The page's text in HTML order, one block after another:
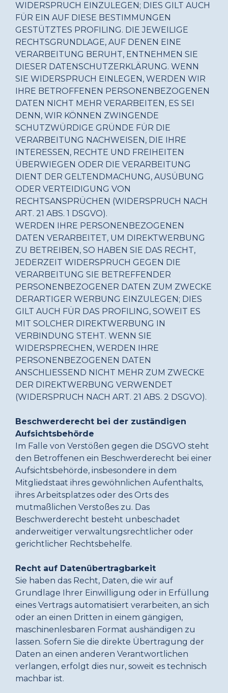
WIDERSPRUCH EINZULEGEN; DIES GILT AUCH
FÜR EIN AUF DIESE BESTIMMUNGEN
GESTÜTZTES PROFILING. DIE JEWEILIGE
RECHTSGRUNDLAGE, AUF DENEN EINE
VERARBEITUNG BERUHT, ENTNEHMEN SIE
DIESER DATENSCHUTZERKLÄRUNG. WENN
SIE WIDERSPRUCH EINLEGEN, WERDEN WIR
IHRE BETROFFENEN PERSONENBEZOGENEN
DATEN NICHT MEHR VERARBEITEN, ES SEI
DENN, WIR KÖNNEN ZWINGENDE
SCHUTZWÜRDIGE GRÜNDE FÜR DIE
VERARBEITUNG NACHWEISEN, DIE IHRE
INTERESSEN, RECHTE UND FREIHEITEN
ÜBERWIEGEN ODER DIE VERARBEITUNG
DIENT DER GELTENDMACHUNG, AUSÜBUNG
ODER VERTEIDIGUNG VON
RECHTSANSPRÜCHEN (WIDERSPRUCH NACH
ART. 21 ABS. 1 DSGVO).
WERDEN IHRE PERSONENBEZOGENEN
DATEN VERARBEITET, UM DIREKTWERBUNG
ZU BETREIBEN, SO HABEN SIE DAS RECHT,
JEDERZEIT WIDERSPRUCH GEGEN DIE
VERARBEITUNG SIE BETREFFENDER
PERSONENBEZOGENER DATEN ZUM ZWECKE
DERARTIGER WERBUNG EINZULEGEN; DIES
GILT AUCH FÜR DAS PROFILING, SOWEIT ES
MIT SOLCHER DIREKTWERBUNG IN
VERBINDUNG STEHT. WENN SIE
WIDERSPRECHEN, WERDEN IHRE
PERSONENBEZOGENEN DATEN
ANSCHLIESSEND NICHT MEHR ZUM ZWECKE
DER DIREKTWERBUNG VERWENDET
(WIDERSPRUCH NACH ART. 21 ABS. 2 DSGVO).
Beschwerderecht bei der zuständigen
Aufsichtsbehörde
Im Falle von Verstößen gegen die DSGVO steht
den Betroffenen ein Beschwerderecht bei einer
Aufsichtsbehörde, insbesondere in dem
Mitgliedstaat ihres gewöhnlichen Aufenthalts,
ihres Arbeitsplatzes oder des Orts des
mutmaßlichen Verstoßes zu. Das
Beschwerderecht besteht unbeschadet
anderweitiger verwaltungsrechtlicher oder
gerichtlicher Rechtsbehelfe.
Recht auf Datenübertragbarkeit
Sie haben das Recht, Daten, die wir auf
Grundlage Ihrer Einwilligung oder in Erfüllung
eines Vertrags automatisiert verarbeiten, an sich
oder an einen Dritten in einem gängigen,
maschinenlesbaren Format aushändigen zu
lassen. Sofern Sie die direkte Übertragung der
Daten an einen anderen Verantwortlichen
verlangen, erfolgt dies nur, soweit es technisch
machbar ist.